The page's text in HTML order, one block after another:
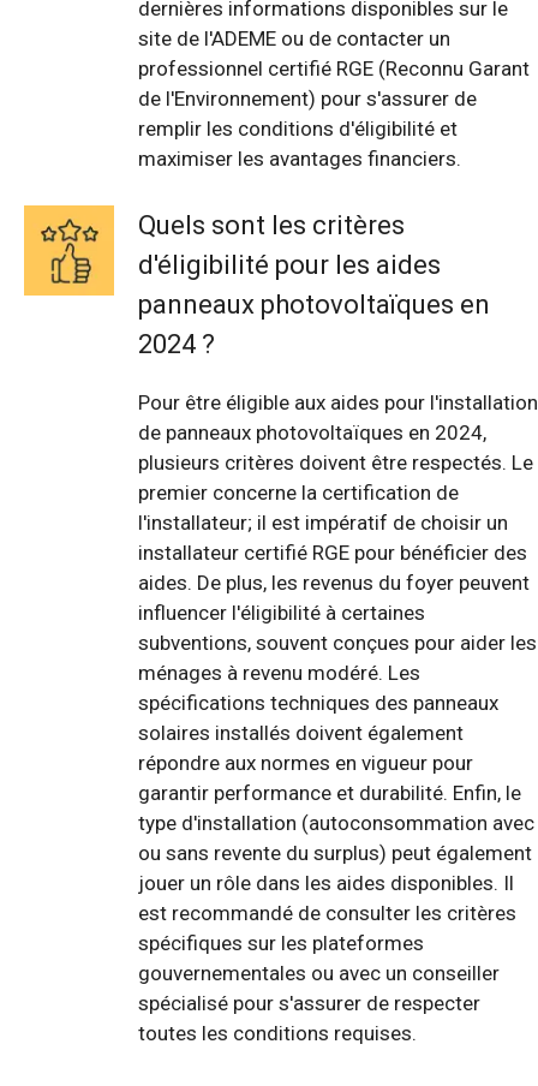
dernières informations disponibles sur le
site de l'ADEME ou de contacter un
professionnel certifié RGE (Reconnu Garant
de l'Environnement) pour s'assurer de
remplir les conditions d'éligibilité et
maximiser les avantages financiers.
Quels sont les critères
d'éligibilité pour les aides
panneaux photovoltaïques en
2024 ?
Pour être éligible aux aides pour l'installation
de panneaux photovoltaïques en 2024,
plusieurs critères doivent être respectés. Le
premier concerne la certification de
l'installateur; il est impératif de choisir un
installateur certifié RGE pour bénéficier des
aides. De plus, les revenus du foyer peuvent
influencer l'éligibilité à certaines
subventions, souvent conçues pour aider les
ménages à revenu modéré. Les
spécifications techniques des panneaux
solaires installés doivent également
répondre aux normes en vigueur pour
garantir performance et durabilité. Enfin, le
type d'installation (autoconsommation avec
ou sans revente du surplus) peut également
jouer un rôle dans les aides disponibles. Il
est recommandé de consulter les critères
spécifiques sur les plateformes
gouvernementales ou avec un conseiller
spécialisé pour s'assurer de respecter
toutes les conditions requises.